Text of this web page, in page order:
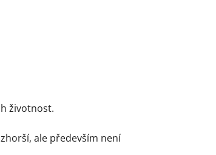
životnost.
ale především není